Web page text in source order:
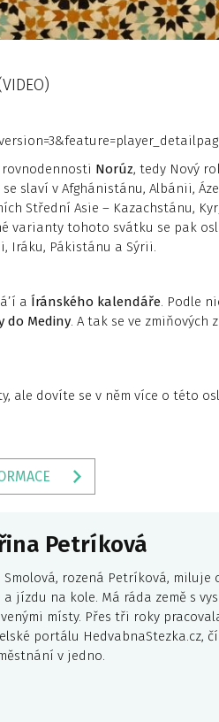
Norúz, tedy Nový
slaví v Afghánistánu, Albánii,
Střední Asie – Kazachstánu,
varianty tohoto svátku se pak
Iráku, Pákistánu a Sýrii.
a Íránského kalendáře. Podle
do Mediny. A tak se ve zmiňových
ale dovíte se v něm více o této
Petríková
rozená Petríková, miluje
jízdu na kole. Má ráda země s
místy. Přes tři roky
portálu HedvabnaStezka.cz,
v jedno.